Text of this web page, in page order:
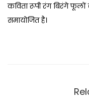
कविता रूपी रंग बिरंगे
समायोजित है।